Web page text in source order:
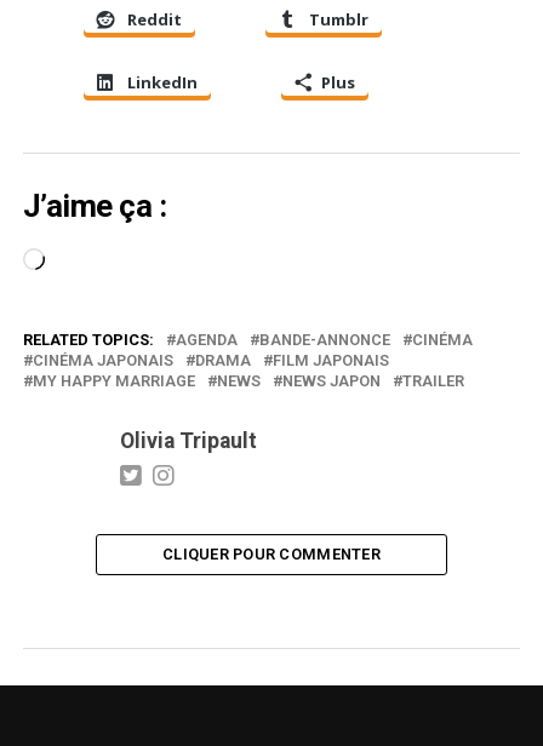
Reddit Tumblr
LinkedIn Plus
J’aime ça :
Chargement…
RELATED TOPICS: AGENDA BANDE-ANNONCE
CINÉMA
CINÉMA JAPONAIS
DRAMA
FILM JAPONAIS
MY HAPPY MARRIAGE
NEWS NEWS JAPON TRAILER
Olivia Tripault
CLIQUER POUR COMMENTER